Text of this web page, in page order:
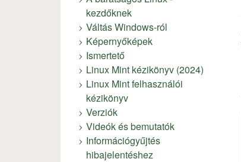
kezdőknek
Váltás Windows-ról
Képernyőképek
Ismertető
Linux Mint kézikönyv (2024)
Linux Mint felhasználói
kézikönyv
Verziók
Videók és bemutatók
Információgyűjtés
hibajelentéshez